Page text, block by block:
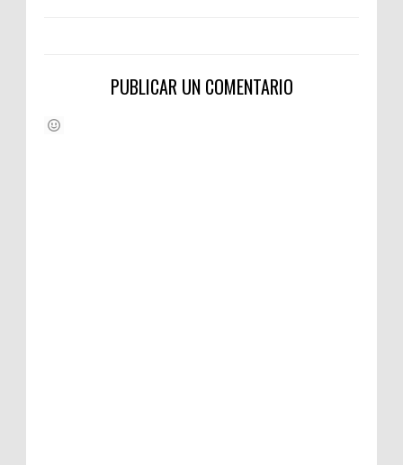
PUBLICAR UN COMENTARIO